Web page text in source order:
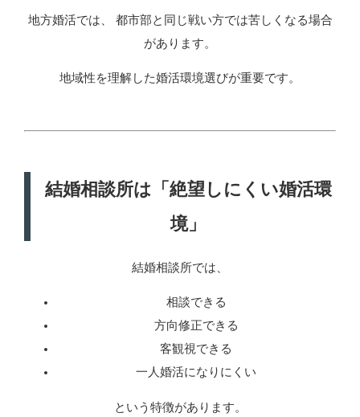
地方婚活では、 都市部と同じ戦い方では苦しくなる場合
があります。
地域性を理解した婚活環境選びが重要です。
結婚相談所は「絶望しにくい婚活環
境」
結婚相談所では、
相談できる
方向修正できる
客観視できる
一人婚活になりにくい
という特徴があります。